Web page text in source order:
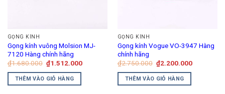
được
chọn
trên
trang
sản
GỌNG KÍNH
Gọng kính vuông Molsion MJ-
7120 Hàng chính hãng
₫1.680.000 Giá
gốc
là:
₫1.680.000.
₫1.512.000Giá
THÊM VÀO GIỎ HÀNG
GỌNG KÍNH
Gọng kính Vogue VO-3947 Hàng
chính hãng
₫2.750.000 Giá
gốc
là:
₫2.750.000.
₫2.200.000Giá
THÊM VÀO GIỎ HÀNG